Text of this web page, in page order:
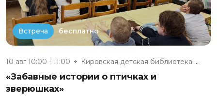
Встреча бесплатно
10 авг 10:00 - 11:00 Кировская детская библиотека №...
«Забавные истории о птичках и
зверюшках»